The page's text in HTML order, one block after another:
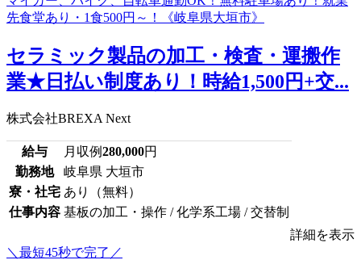
セラミック製品の加工・検査・運搬作
業★日払い制度あり！時給1,500円+交...
株式会社BREXA Next
給与 月収例280,000円
勤務地
岐阜県 大垣市
寮・社宅 あり（無料）
仕事内容 基板の加工・操作 / 化学系工場 / 交替制
詳細を表示
＼最短45秒で完了／